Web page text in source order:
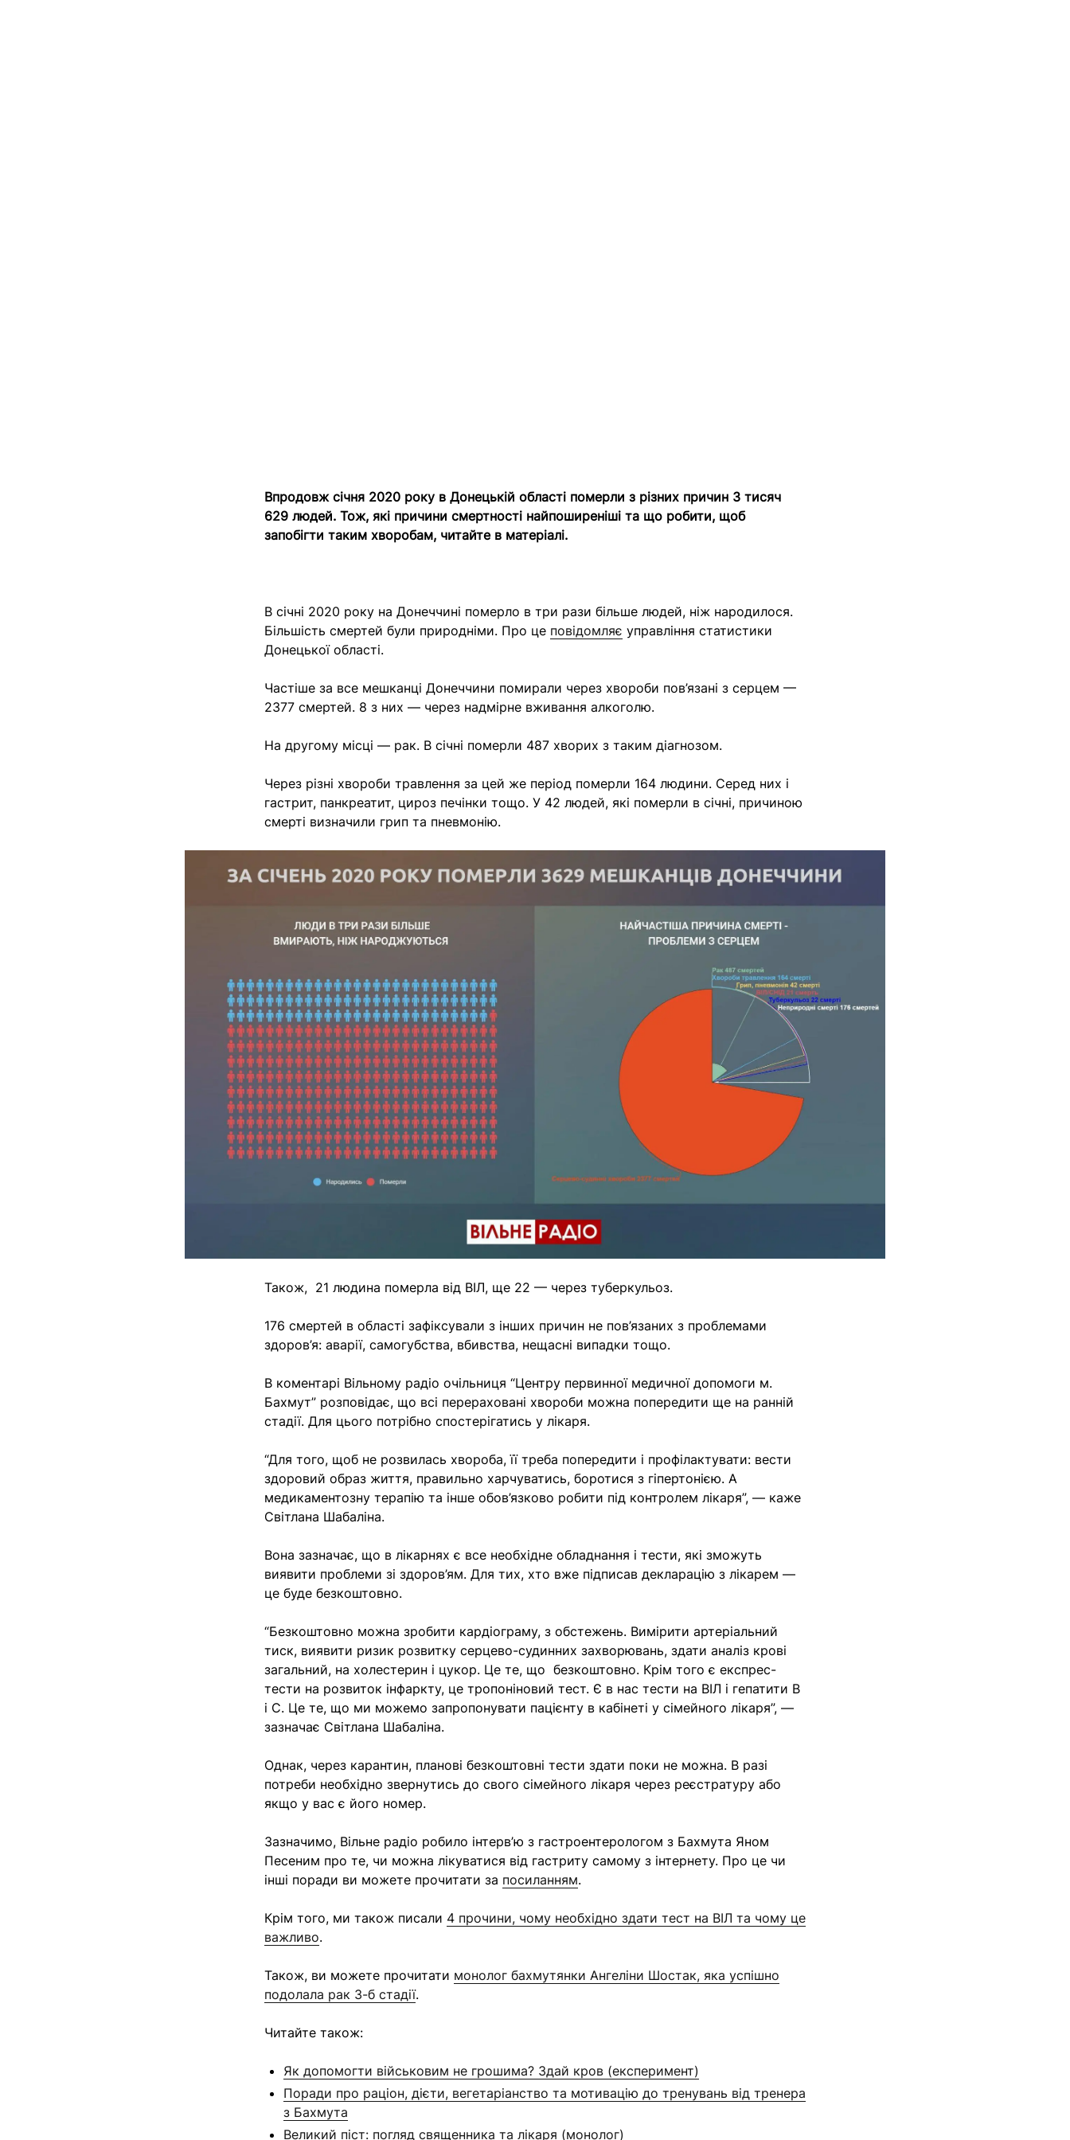
Впродовж січня 2020 року в Донецькій області померли з різних причин 3 тисяч
629 людей. Тож, які причини смертності найпоширеніші та що робити, щоб
запобігти таким хворобам, читайте в матеріалі.
В січні 2020 року на Донеччині померло в три рази більше людей, ніж народилося.
Більшість смертей були природніми. Про це повідомляє управління статистики
Донецької області.
Частіше за все мешканці Донеччини помирали через хвороби пов’язані з серцем —
2377 смертей. 8 з них — через надмірне вживання алкоголю.
На другому місці — рак. В січні померли 487 хворих з таким діагнозом.
Через різні хвороби травлення за цей же період померли 164 людини. Серед них і
гастрит, панкреатит, цироз печінки тощо. У 42 людей, які померли в січні, причиною
смерті визначили грип та пневмонію.
Також, 21 людина померла від ВІЛ, ще 22 — через туберкульоз.
176 смертей в області зафіксували з інших причин не пов’язаних з проблемами
здоров’я: аварії, самогубства, вбивства, нещасні випадки тощо.
В коментарі Вільному радіо очільниця “Центру первинної медичної допомоги м.
Бахмут” розповідає, що всі перераховані хвороби можна попередити ще на ранній
стадії. Для цього потрібно спостерігатись у лікаря.
“Для того, щоб не розвилась хвороба, її треба попередити і профілактувати: вести
здоровий образ життя, правильно харчуватись, боротися з гіпертонією. А
медикаментозну терапію та інше обов’язково робити під контролем лікаря”, — каже
Світлана Шабаліна.
Вона зазначає, що в лікарнях є все необхідне обладнання і тести, які зможуть
виявити проблеми зі здоров’ям. Для тих, хто вже підписав декларацію з лікарем —
це буде безкоштовно.
“Безкоштовно можна зробити кардіограму, з обстежень. Вимірити артеріальний
тиск, виявити ризик розвитку серцево-судинних захворювань, здати аналіз крові
загальний, на холестерин і цукор. Це те, що безкоштовно. Крім того є експрес-
тести на розвиток інфаркту, це тропоніновий тест. Є в нас тести на ВІЛ і гепатити В
і С. Це те, що ми можемо запропонувати пацієнту в кабінеті у сімейного лікаря”, —
зазначає Світлана Шабаліна.
Однак, через карантин, планові безкоштовні тести здати поки не можна. В разі
потреби необхідно звернутись до свого сімейного лікаря через реєстратуру або
якщо у вас є його номер.
Зазначимо, Вільне радіо робило інтерв’ю з гастроентерологом з Бахмута Яном
Песеним про те, чи можна лікуватися від гастриту самому з інтернету. Про це чи
інші поради ви можете прочитати за посиланням.
Крім того, ми також писали 4 прочини, чому необхідно здати тест на ВІЛ та чому це
важливо.
Також, ви можете прочитати монолог бахмутянки Ангеліни Шостак, яка успішно
подолала рак 3-б стадії.
Читайте також:
Як допомогти військовим не грошима? Здай кров (експеримент)
Поради про раціон, дієти, вегетаріанство та мотивацію до тренувань від тренера
з Бахмута
Великий піст: погляд священника та лікаря (монолог)